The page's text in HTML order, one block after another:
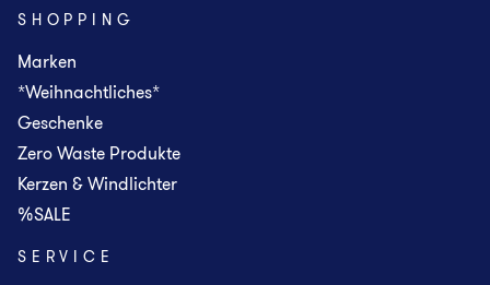
SHOPPING
Marken
*Weihnachtliches*
Geschenke
Zero Waste Produkte
Kerzen & Windlichter
%SALE
SERVICE